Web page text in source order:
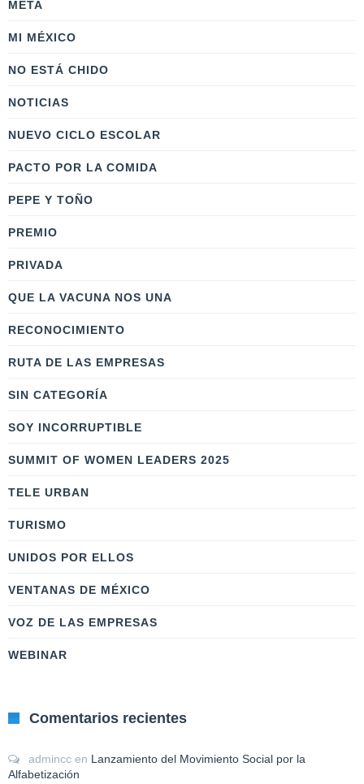
META
MI MÉXICO
NO ESTÁ CHIDO
NOTICIAS
NUEVO CICLO ESCOLAR
PACTO POR LA COMIDA
PEPE Y TOÑO
PREMIO
PRIVADA
QUE LA VACUNA NOS UNA
RECONOCIMIENTO
RUTA DE LAS EMPRESAS
SIN CATEGORÍA
SOY INCORRUPTIBLE
SUMMIT OF WOMEN LEADERS 2025
TELE URBAN
TURISMO
UNIDOS POR ELLOS
VENTANAS DE MÉXICO
VOZ DE LAS EMPRESAS
WEBINAR
Comentarios recientes
admincc en Lanzamiento del Movimiento Social por la
Alfabetización